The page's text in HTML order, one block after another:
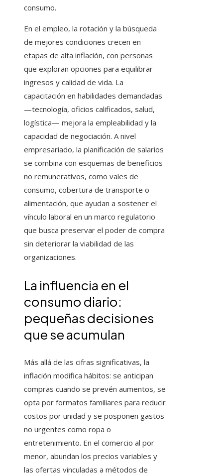
consumo.
En el empleo, la rotación y la búsqueda
de mejores condiciones crecen en
etapas de alta inflación, con personas
que exploran opciones para equilibrar
ingresos y calidad de vida. La
capacitación en habilidades demandadas
—tecnología, oficios calificados, salud,
logística— mejora la empleabilidad y la
capacidad de negociación. A nivel
empresariado, la planificación de salarios
se combina con esquemas de beneficios
no remunerativos, como vales de
consumo, cobertura de transporte o
alimentación, que ayudan a sostener el
vínculo laboral en un marco regulatorio
que busca preservar el poder de compra
sin deteriorar la viabilidad de las
organizaciones.
La influencia en el
consumo diario:
pequeñas decisiones
que se acumulan
Más allá de las cifras significativas, la
inflación modifica hábitos: se anticipan
compras cuando se prevén aumentos, se
opta por formatos familiares para reducir
costos por unidad y se posponen gastos
no urgentes como ropa o
entretenimiento. En el comercio al por
menor, abundan los precios variables y
las ofertas vinculadas a métodos de